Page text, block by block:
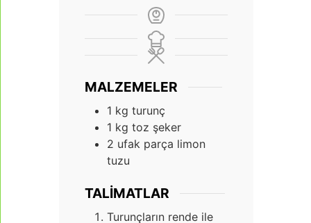
MALZEMELER
1 kg turunç
1 kg toz şeker
2 ufak parça limon
tuzu
TALIMATLAR
Turunçların rende ile